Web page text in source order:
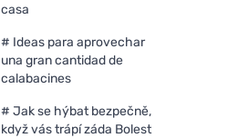
casa
# Ideas para aprovechar
una gran cantidad de
calabacines
# Jak se hýbat bezpečně,
když vás trápí záda Bolest